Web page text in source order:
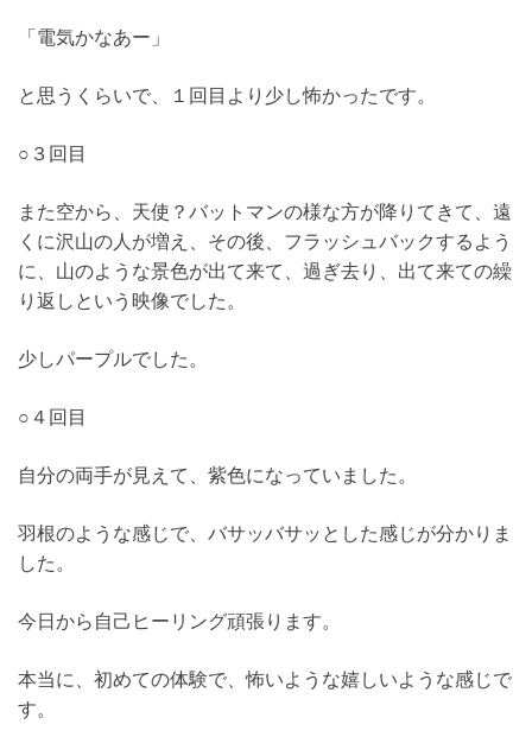
「電気かなあー」
と思うくらいで、１回目より少し怖かったです。
○３回目
また空から、天使？バットマンの様な方が降りてきて、遠
くに沢山の人が増え、その後、フラッシュバックするよう
に、山のような景色が出て来て、過ぎ去り、出て来ての繰
り返しという映像でした。
少しパープルでした。
○４回目
自分の両手が見えて、紫色になっていました。
羽根のような感じで、バサッバサッとした感じが分かりま
した。
今日から自己ヒーリング頑張ります。
本当に、初めての体験で、怖いような嬉しいような感じで
す。